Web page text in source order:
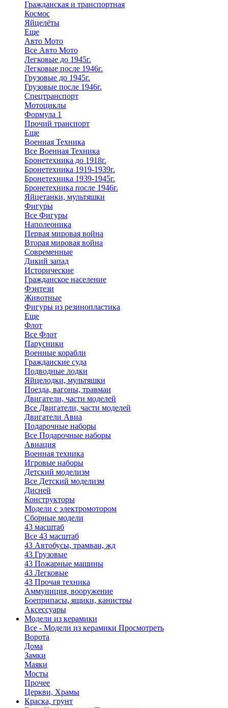
Гражданская и транспортная
Космос
Яйцелёты
Еще
Авто Мото
Все Авто Мото
Легковые до 1945г.
Легковые после 1946г.
Грузовые до 1945г.
Грузовые после 1946г.
Спецтранспорт
Мотоциклы
Формула 1
Прочий транспорт
Еще
Военная Техника
Все Военная Техника
Бронетехника до 1918г.
Бронетехника 1919-1939г.
Бронетехника 1939-1945г.
Бронетехника после 1946г.
Яйцетанки, мультяшки
Фигуры
Все Фигуры
Наполеоника
Первая мировая война
Вторая мировая война
Современные
Дикий запад
Исторические
Гражданское население
Фэнтези
Животные
Фигуры из резинопластика
Еще
Флот
Все Флот
Парусники
Военные корабли
Гражданские суда
Подводные лодки
Яйцелодки, мультяшки
Поезда, вагоны, травмаи
Двигатели, части моделей
Все Двигатели, части моделей
Двигатели Авиа
Подарочные наборы
Все Подарочные наборы
Авиация
Военная техника
Игровые наборы
Детский моделизм
Все Детский моделизм
Дисней
Конструкторы
Модели с электромотором
Сборные модели
43 масштаб
Все 43 масштаб
43 Автобусы, трамваи, жд
43 Грузовые
43 Пожарные машины
43 Легковые
43 Прочая техника
Аммуниция, вооружение
Боеприпасы, ящики, канистры
Аксессуары
Модели из керамики
Все - Модели из керамики Просмотреть
Ворота
Дома
Замки
Маяки
Мосты
Прочее
Церкви, Храмы
Краска, грунт